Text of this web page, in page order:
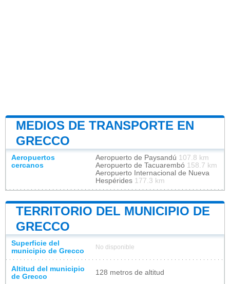
MEDIOS DE TRANSPORTE EN
GRECCO
Aeropuertos
cercanos
Aeropuerto de Paysandú 107.8 km
Aeropuerto de Tacuarembó 158.7 km
Aeropuerto Internacional de Nueva
Hespérides 177.3 km
TERRITORIO DEL MUNICIPIO DE
GRECCO
Superficie del
municipio de Grecco
No disponible
Altitud del municipio
de Grecco
128 metros de altitud